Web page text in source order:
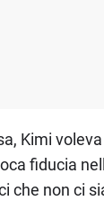
Kimi
fiducia
che non ci